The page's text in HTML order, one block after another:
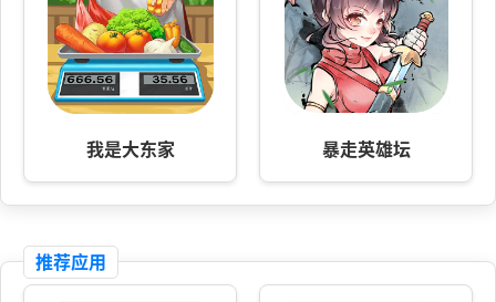
我是大东家 暴走英雄坛
推荐应用